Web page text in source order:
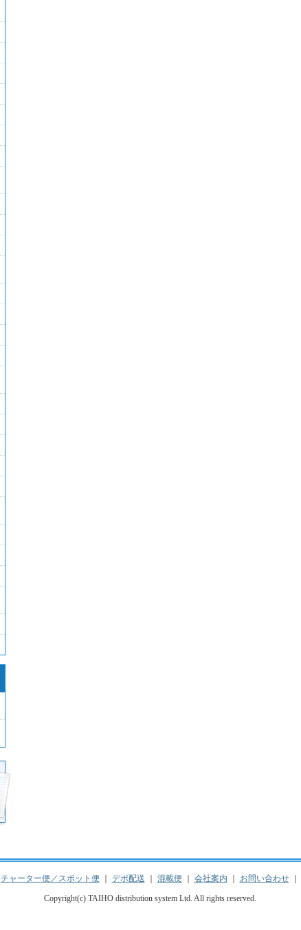
チャーター便／スポット便 デポ配送 混載便 会社案内 お問い合わせ｜
Copyright(c) TAIHO distribution system Ltd. All rights reserved.